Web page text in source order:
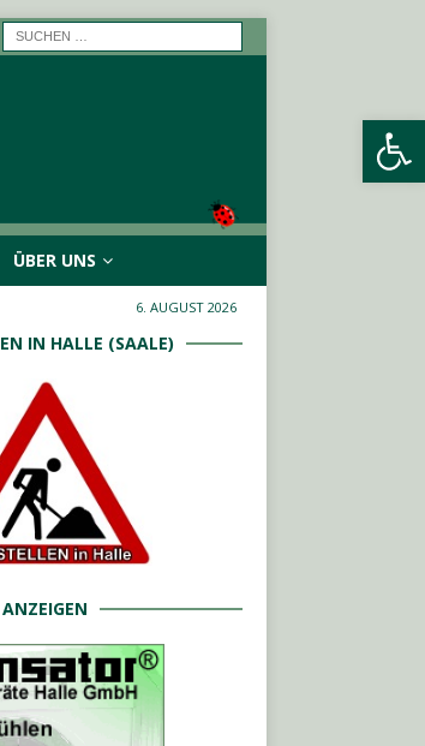
Werkzeugleiste öffnen
ÜBER UNS
6. AUGUST 2026
IN HALLE (SAALE)
ANZEIGEN